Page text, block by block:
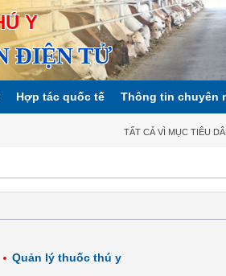
Y
ĐIỆN TỬ
Hợp tác quốc tế Thông tin chuyên
TẤT CẢ VÌ MỤC TIÊU
Quản lý thuốc thú y